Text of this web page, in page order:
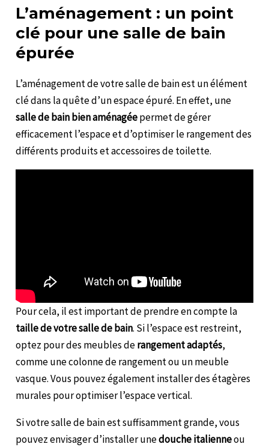
L’aménagement : un point
clé pour une salle de bain
épurée
L’aménagement de votre salle de bain est un élément
clé dans la quête d’un espace épuré. En effet, une
salle de bain bien aménagéepermet de gérer
efficacement l’espace et d’optimiser le rangement des
différents produits et accessoires de toilette.
Pour cela, il est important de prendre en compte la
taille de votre salle de bain. Si l’espace est restreint,
optez pour des meubles derangement adaptés,
comme une colonne de rangement ou un meuble
vasque. Vous pouvez également installer des étagères
murales pour optimiser l’espace vertical.
Si votre salle de bain est suffisamment grande, vous
pouvez envisager d’installer unedouche italienneou